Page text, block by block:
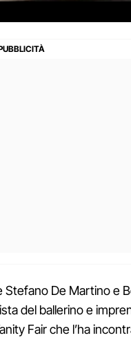
Stefano De Martino e
del ballerino e
Fair che l’ha